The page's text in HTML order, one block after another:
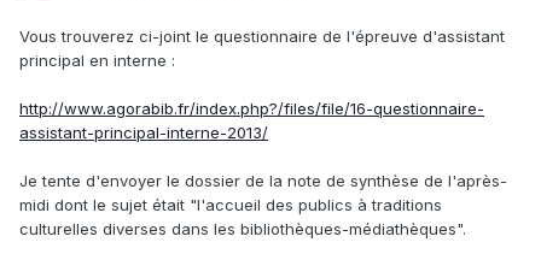
Vous trouverez ci-joint le questionnaire de l'épreuve d'assistant
principal en interne :
http://www.agorabib.fr/index.php?/files/file/16-questionnaire-
assistant-principal-interne-2013/
Je tente d'envoyer le dossier de la note de synthèse de l'après-
midi dont le sujet était "l'accueil des publics à traditions
culturelles diverses dans les bibliothèques-médiathèques".